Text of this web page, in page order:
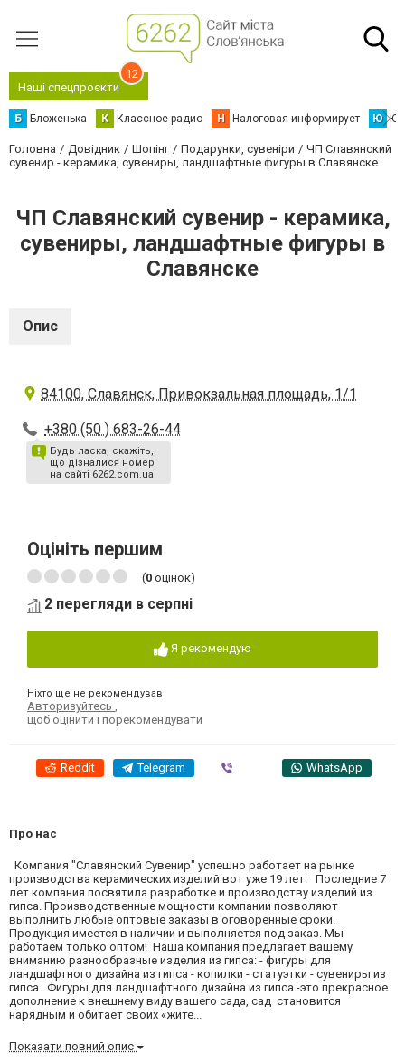
Наші спецпроєкти
12
Б Бложенька К Классное радио Н Налоговая информирует Ю
Головна Довідник Шопінг Подарунки, сувеніри
ЧП Славянский
сувенир - керамика, сувениры, ландшафтные фигуры в Славянске
ЧП Славянский сувенир - керамика,
сувениры, ландшафтные фигуры в
Славянске
Опис
84100, Славянск, Привокзальная площадь, 1/1
+380 (50 ) 683-26-44
Будь ласка, скажіть,
що дізналися номер
на сайті 6262.com.ua
Оцініть першим
(0 оцінок)
2 перегляди в серпні
Я рекомендую
Ніхто ще не рекомендував
Авторизуйтесь
щоб оцінити і порекомендувати
Reddit Telegram WhatsApp
Про нас
Компания "Славянский Сувенир" успешно работает на рынке
производства керамических изделий вот уже 19 лет. Последние 7
лет компания посвятила разработке и производству изделий из
гипса. Производственные мощности компании позволяют
выполнить любые оптовые заказы в оговоренные сроки.
Продукция имеется в наличии и выполняется под заказ. Мы
работаем только оптом! Наша компания предлагает вашему
вниманию разнообразные изделия из гипса: - фигуры для
ландшафтного дизайна из гипса - копилки - статуэтки - сувениры из
гипса Фигуры для ландшафтного дизайна из гипса -это прекрасное
дополнение к внешнему виду вашего сада, сад становится
нарядным и обитает своих «жите...
Показати повний опис